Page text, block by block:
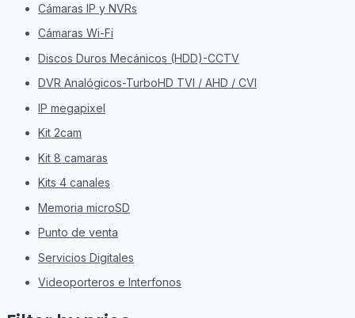
Cámaras IP y NVRs
Cámaras Wi-Fi
Discos Duros Mecánicos (HDD)-CCTV
DVR Analógicos-TurboHD TVI / AHD / CVI
IP megapixel
Kit 2cam
Kit 8 camaras
Kits 4 canales
Memoria microSD
Punto de venta
Servicios Digitales
Videoporteros e Interfonos